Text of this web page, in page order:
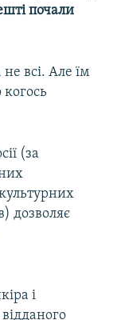
почали
всі. Але їм
когось
(за
дозволяє
і